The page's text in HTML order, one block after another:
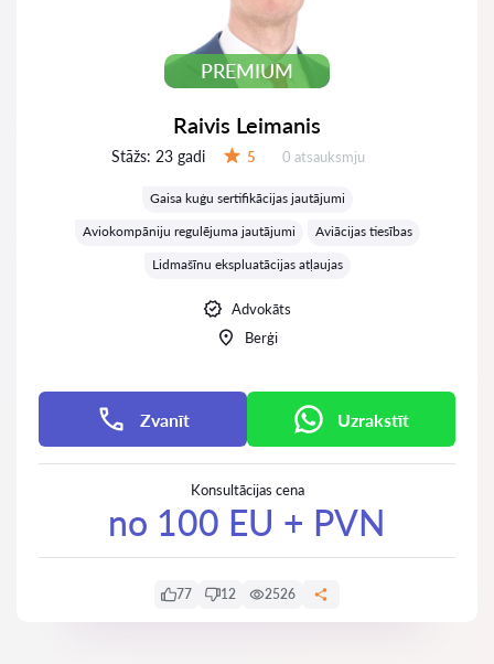
PREMIUM
Raivis Leimanis
Stāžs: 23 gadi 5 Atsauksmes:
0 atsauksmju
Gaisa kuģu sertifikācijas jautājumi
Aviokompāniju regulējuma jautājumi
Aviācijas tiesības
Lidmašīnu ekspluatācijas atļaujas
Advokāts
Berģi
Zvanīt Uzrakstīt
Konsultācijas cena
no 100 EU + PVN
77 12 2526